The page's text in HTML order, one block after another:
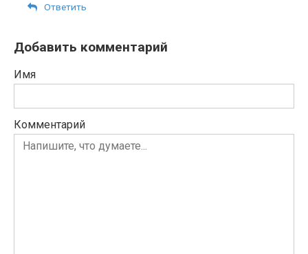
Ответить
Добавить комментарий
Имя
Комментарий